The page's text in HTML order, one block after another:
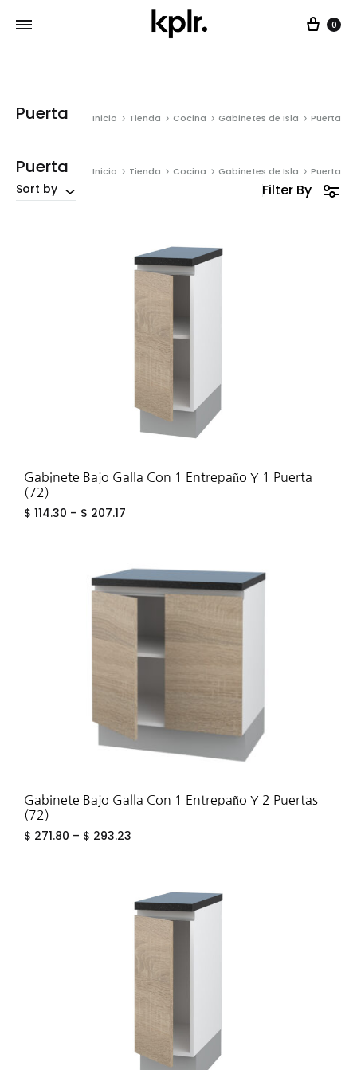
0
Puerta Inicio Tienda Cocina Gabinetes de Isla Puerta
Puerta Inicio Tienda Cocina Gabinetes de Isla Puerta
Sort by Filter By
Gabinete Bajo Galla Con 1 Entrepaño Y 1 Puerta
(72)
$ 114.30 – $ 207.17
Gabinete Bajo Galla Con 1 Entrepaño Y 2 Puertas
(72)
$ 271.80 – $ 293.23